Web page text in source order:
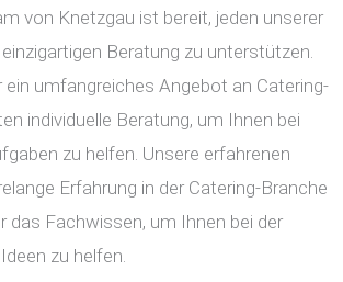
von Knetzgau ist bereit, jeden unserer
Beratung zu unterstützen.
ein umfangreiches Angebot an Catering-
individuelle Beratung, um Ihnen bei
zu helfen. Unsere erfahrenen
Erfahrung in der Catering-Branche
das Fachwissen, um Ihnen bei der
zu helfen.